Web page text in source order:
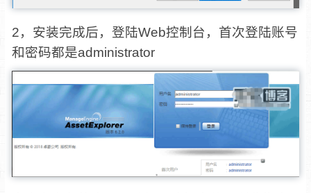
2，安装完成后，登陆Web控制台，首次登陆账号
和密码都是administrator